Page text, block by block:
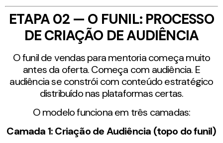
ETAPA 02 — O FUNIL: PROCESSO
DE CRIAÇÃO DE AUDIÊNCIA
O funil de vendas para mentoria começa muito
antes da oferta. Começa com audiência. E
audiência se constrói com conteúdo estratégico
distribuído nas plataformas certas.
O modelo funciona em três camadas:
Camada 1: Criação de Audiência (topo do funil)